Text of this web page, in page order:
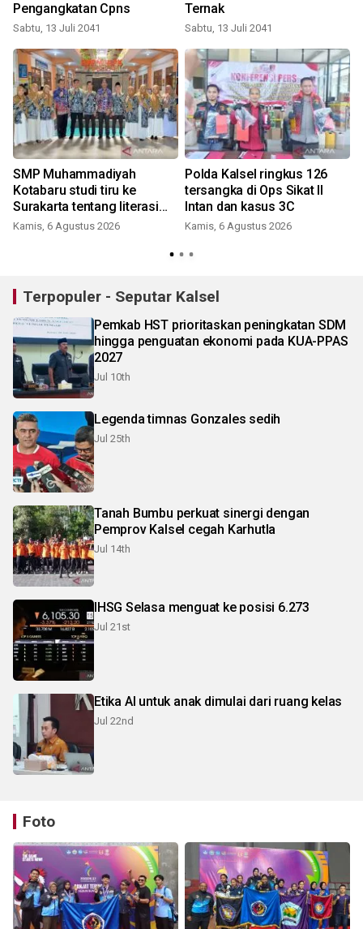
Pengangkatan Cpns
Sabtu, 13 Juli 2041
Ternak
Sabtu, 13 Juli 2041
SMP Muhammadiyah
Kotabaru studi tiru ke
Surakarta tentang literasi
pendidikan
Kamis, 6 Agustus 2026
Polda Kalsel ringkus 126
tersangka di Ops Sikat II
Intan dan kasus 3C
Kamis, 6 Agustus 2026
Terpopuler - Seputar Kalsel
Pemkab HST prioritaskan peningkatan SDM
hingga penguatan ekonomi pada KUA-PPAS
2027
Jul 10th
Legenda timnas Gonzales sedih
Jul 25th
Tanah Bumbu perkuat sinergi dengan
Pemprov Kalsel cegah Karhutla
Jul 14th
IHSG Selasa menguat ke posisi 6.273
Jul 21st
Etika AI untuk anak dimulai dari ruang kelas
Jul 22nd
Foto